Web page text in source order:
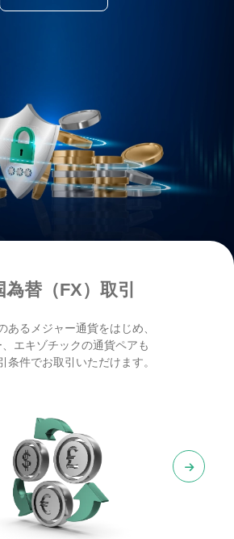
為替（FX）取引
あるメジャー通貨をはじめ、
エキゾチックの通貨ペアも
条件でお取引いただけます。